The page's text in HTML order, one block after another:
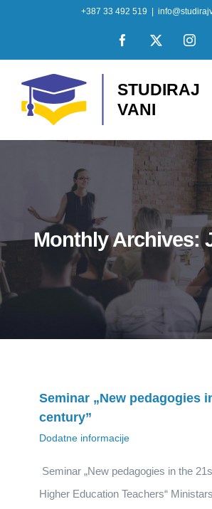
+387 33 492 519
Facebook
X
Monthly Archives:
Seminar „New pedagogies
century”
Dodatne informacije
Seminar „New pedagogies in the
Higher Education Teachers“